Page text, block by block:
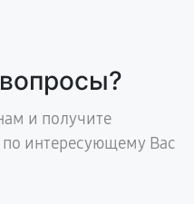
и получите
интересующему Вас